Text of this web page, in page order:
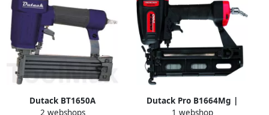
Dutack BT1650A
2 webshops
Dutack Pro B1664Mg |
1 webshop